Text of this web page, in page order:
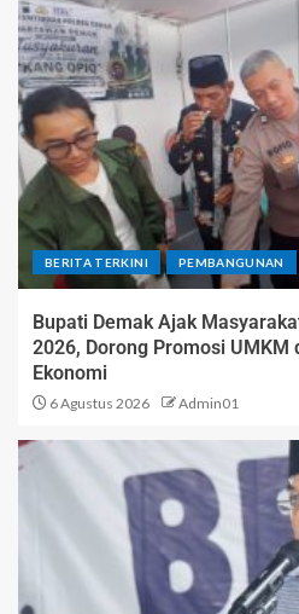
BERITA TERKINI PEMBANGUNAN
Bupati Demak Ajak
2026, Dorong Promosi UMKM
Ekonomi
6 Agustus 2026 Admin01